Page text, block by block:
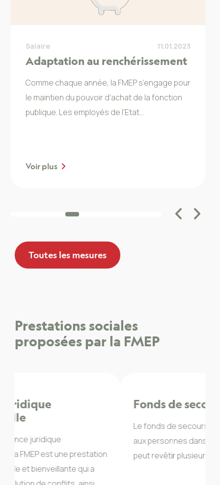
Salaire 11.01.2023
Adaptation au renchérissement
Comme chaque année, la FMEP s’engage pour
le maintien du pouvoir d’achat de la fonction
publique. Les employés de l’Etat…
Voir plus
Toutes les mesures
Prestations sociales
proposées par la FMEP
Fonds de secours
Le fonds de secours fournit une assistance
aux personnes dans le besoin. Ce soutien
peut revêtir plusieurs formes.